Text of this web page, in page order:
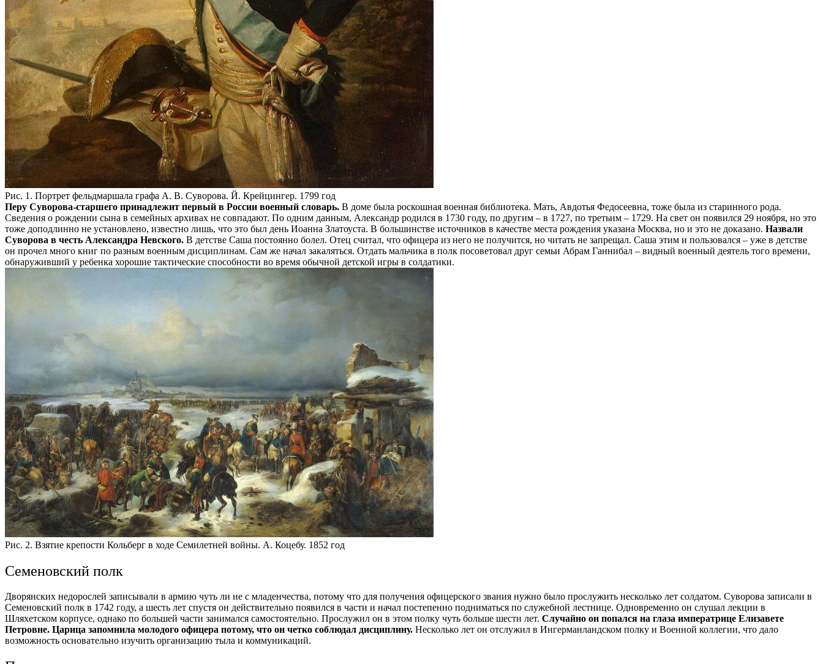
Рис. 1. Портрет фельдмаршала графа А. В. Суворова. Й. Крейцингер. 1799 год
Перу Суворова-старшего принадлежит первый в России военный словарь. В доме была роскошная военная библиотека. Мать, Авдотья Федосеевна, тоже была из старинного рода.
Сведения о рождении сына в семейных архивах не совпадают. По одним данным, Александр родился в 1730 году, по другим – в 1727, по третьим – 1729. На свет он появился 29 ноября, но это
тоже доподлинно не установлено, известно лишь, что это был день Иоанна Златоуста. В большинстве источников в качестве места рождения указана Москва, но и это не доказано. Назвали
Суворова в честь Александра Невского. В детстве Саша постоянно болел. Отец считал, что офицера из него не получится, но читать не запрещал. Саша этим и пользовался – уже в детстве
он прочел много книг по разным военным дисциплинам. Сам же начал закаляться. Отдать мальчика в полк посоветовал друг семьи Абрам Ганнибал – видный военный деятель того времени,
обнаруживший у ребенка хорошие тактические способности во время обычной детской игры в солдатики.
Рис. 2. Взятие крепости Кольберг в ходе Семилетней войны. А. Коцебу. 1852 год
Семеновский полк
Дворянских недорослей записывали в армию чуть ли не с младенчества, потому что для получения офицерского звания нужно было прослужить несколько лет солдатом. Суворова записали в
Семеновский полк в 1742 году, а шесть лет спустя он действительно появился в части и начал постепенно подниматься по служебной лестнице. Одновременно он слушал лекции в
Шляхетском корпусе, однако по большей части занимался самостоятельно. Прослужил он в этом полку чуть больше шести лет. Случайно он попался на глаза императрице Елизавете
Петровне. Царица запомнила молодого офицера потому, что он четко соблюдал дисциплину. Несколько лет он отслужил в Ингерманландском полку и Военной коллегии, что дало
возможность основательно изучить организацию тыла и коммуникаций.